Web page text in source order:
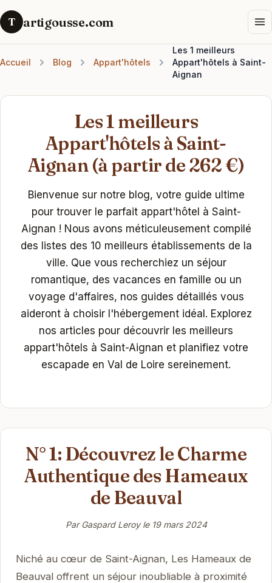
T artigousse.com
Accueil Blog Appart'hôtels
Les 1 meilleurs
Appart'hôtels à Saint-
Aignan
Les 1 meilleurs
Appart'hôtels à Saint-
Aignan (à partir de 262 €)
Bienvenue sur notre blog, votre guide ultime
pour trouver le parfait appart'hôtel à Saint-
Aignan ! Nous avons méticuleusement compilé
des listes des 10 meilleurs établissements de la
ville. Que vous recherchiez un séjour
romantique, des vacances en famille ou un
voyage d'affaires, nos guides détaillés vous
aideront à choisir l'hébergement idéal. Explorez
nos articles pour découvrir les meilleurs
appart'hôtels à Saint-Aignan et planifiez votre
escapade en Val de Loire sereinement.
N° 1: Découvrez le Charme
Authentique des Hameaux
de Beauval
Par Gaspard Leroy le 19 mars 2024
Niché au cœur de Saint-Aignan, Les Hameaux de
Beauval offrent un séjour inoubliable à proximité